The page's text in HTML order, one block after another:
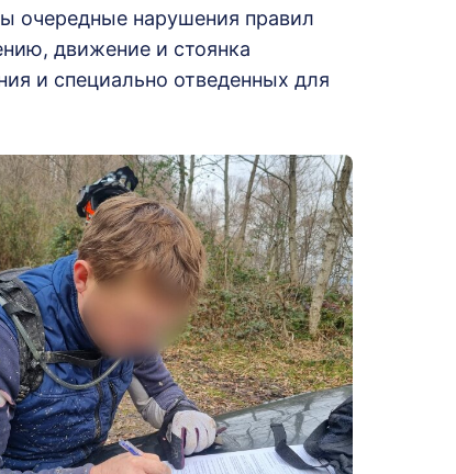
очередные нарушения правил
движение и стоянка
и специально отведенных для